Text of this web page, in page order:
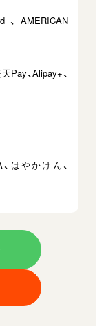
、AMERICAN
Pay、Alipay+、
、はやかけん、